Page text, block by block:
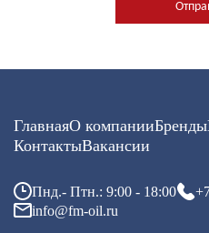
ГлавнаяО компанииБренды
КонтактыВакансии
Пнд.- Птн.: 9:00 - 18:00
info@fm-oil.ru